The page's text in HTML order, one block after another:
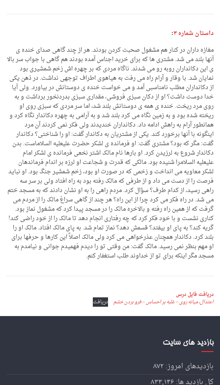
داستان شماره ۳ :
مغازه داران در کنار هم مشغول صحبت کردن بودند. هر از چند گاهی صدای خنده ی
آنها بلند می شد. مشتری ها که برای خرید اجناس آمده بودند هم گاهی با جواب سر بالا
ی این دکانداران روبه رو می شدند. ناگاه مردی که بر چهره اش زخم شمشیری بود
نمایان شد. با وقار و آرام راه می رفت به هیاهوی اطراف توجهی نداشت. در ذهن یکی
از دکانداران مطلب نامناسبی آمد و می خواست خنده ی دوستانش در بیاورد. ولی آیا
خدا دوست داشت؟ او از دکان سبزی فروشی، مقداری سبزی بدردنخور برداشت و به
روی مرد ریخت. خنده ی همه ی دوستانش بلند شد، اما سر مردی که سبزی روی او
ریخته شده بود و به زمین نگاه می کرد بلند شد و به آرامی به چهره دکاندار نگاه کرد و
همانطور آرام به راهش ادامه داد. دکانداران خندیدند ولی فکر نمی کردند آن مرد
اینگونه با آنها برخورد کند. یکی از مشتریان به دکاندار گفت: او را شناختی؟ دکاندار
گفت: مگر که بود؟ مشتری گفت: او فرمانده ی لشکر حضرت علیعلیه السلاماست. بدن
دکاندار شروع به لرزیدن کرد. او بارها نام مالک اشتر نخعی فرمانده ی لشکر امام
علیعلیه السلامرا شنیده بود. مالکی که قدرت و شجاعت او لرزه بر اندام فرماندهان
لشکر معاویه می انداخت و زخمی که در صورت او بود، زخم شمشیر جنگ بود. او نباید
فرصت را از دست می داد و از طرفی که مالک رفته بود به راه افتاد ولی بر سر سه
راهی رسید، از کدام طرف؟ سؤال کرد. مردم راهی را به او نشان دادند که به مسجد ختم
می شد. در راه فکر می کرد چرا از این راه؟ هر چند از گاهی سراغ مالک را از مردم می
گرفت که از همین راه رفته و بالاخره مالک را در مسجد پیدا کرد که مشغول نماز بود.
کناری نشست و با خود فکر کرد که چه رفتاری انجام دهد تا مالک را از خود راضی کند!
گریه کند؟ به پای او بیفتد؟ قسمش دهد؟ نماز تمام شد. به پای مالک افتاد. مالک او را
بلند کرد. دکاندار همچنان عذرخواهی می کرد ولی مالک اصلاً این کارها و حرفها برای
او مهم بنظر نمی رسید. مالک گفت: من وقتی تو را دیدم فهمیدم جوانی و نیامدم به
مسجد مگر اینکه برای تو از خداوند طلب استغفار کنم.
دریافت فایل درس
اعتدال، میانه روی – غلبه بر احساس – فرو بردن خشم دریافت
بازدید های سایت
بازدیدهای امروز:۸۷۲
کل بازدید ها:۸۳۳,۱۴۶